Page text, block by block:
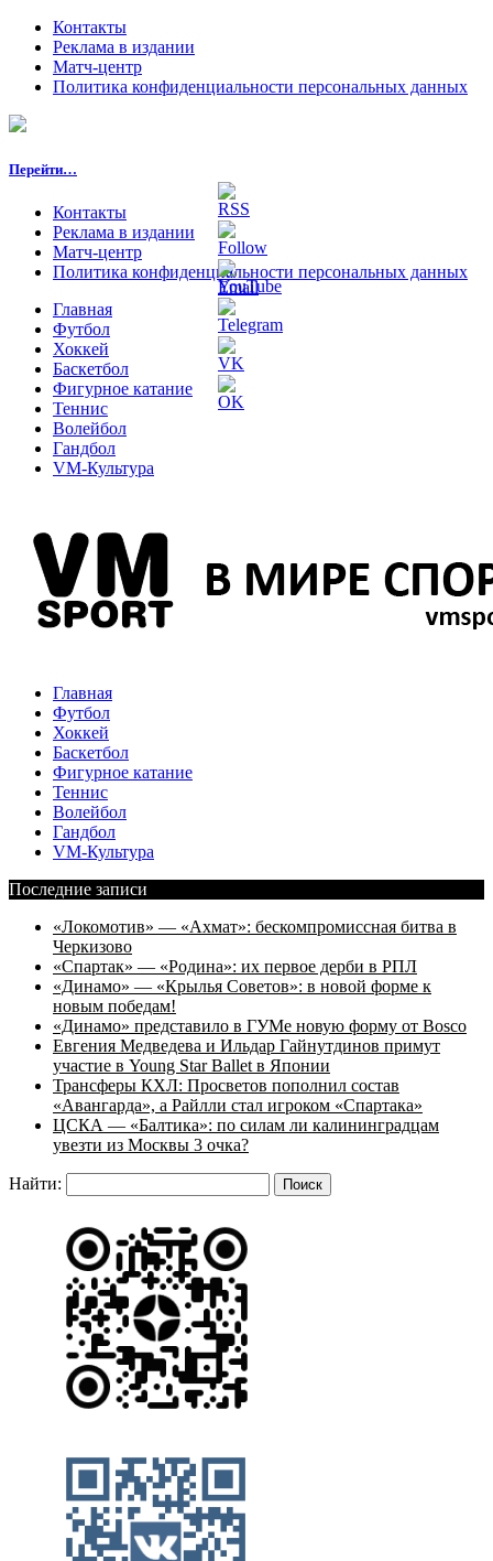
Контакты
Реклама в издании
Матч-центр
Политика конфиденциальности персональных данных
Перейти…
Контакты
Реклама в издании
Матч-центр
Политика конфиденциальности персональных данных
Главная
Футбол
Хоккей
Баскетбол
Фигурное катание
Теннис
Волейбол
Гандбол
VM-Культура
Главная
Футбол
Хоккей
Баскетбол
Фигурное катание
Теннис
Волейбол
Гандбол
VM-Культура
Последние записи
«Локомотив» — «Ахмат»: бескомпромиссная битва в
Черкизово
«Спартак» — «Родина»: их первое дерби в РПЛ
«Динамо» — «Крылья Советов»: в новой форме к
новым победам!
«Динамо» представило в ГУМе новую форму от Bosco
Евгения Медведева и Ильдар Гайнутдинов примут
участие в Young Star Ballet в Японии
Трансферы КХЛ: Просветов пополнил состав
«Авангарда», а Райлли стал игроком «Спартака»
ЦСКА — «Балтика»: по силам ли калининградцам
увезти из Москвы 3 очка?
Найти: